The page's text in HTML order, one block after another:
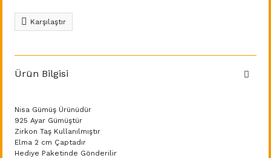
Karşılaştır
Ürün Bilgisi
Nisa Gümüş Ürünüdür
925 Ayar Gümüştür
Zirkon Taş Kullanılmıştır
Elma 2 cm Çaptadır
Hediye Paketinde Gönderilir